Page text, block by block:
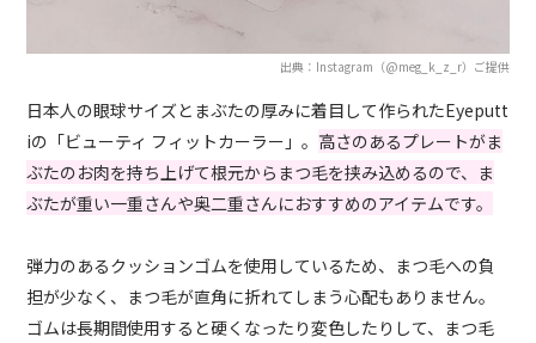
出典：Instagram（@meg_k_z_r）ご提供
日本人の眼球サイズとまぶたの厚みに着目して作られたEyeputt
iの「ビューティ フィットカーラー」。 高さのあるプレートがま
ぶたのお肉を持ち上げて根元からまつ毛を挟み込めるので、ま
ぶたが重い一重さんや奥二重さんにおすすめのアイテムです。
弾力のあるクッションゴムを使用しているため、まつ毛への負
担が少なく、まつ毛が直角に折れてしまう心配もありません。
ゴムは長期間使用すると硬くなったり変色したりして、まつ毛